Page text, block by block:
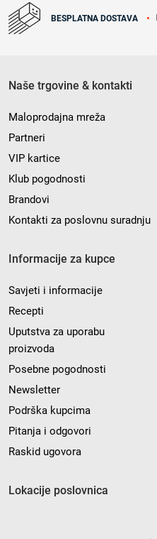
BESPLATNA DOSTAVA
Naše trgovine & kontakti
Maloprodajna mreža
Partneri
VIP kartice
Klub pogodnosti
Brandovi
Kontakti za poslovnu suradnju
Informacije za kupce
Savjeti i informacije
Recepti
Uputstva za uporabu
proizvoda
Posebne pogodnosti
Newsletter
Podrška kupcima
Pitanja i odgovori
Raskid ugovora
Lokacije poslovnica